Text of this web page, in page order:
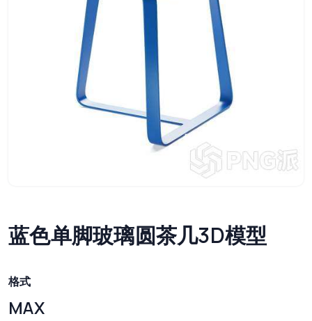
蓝色单脚玻璃圆茶几3D模型
格式
MAX